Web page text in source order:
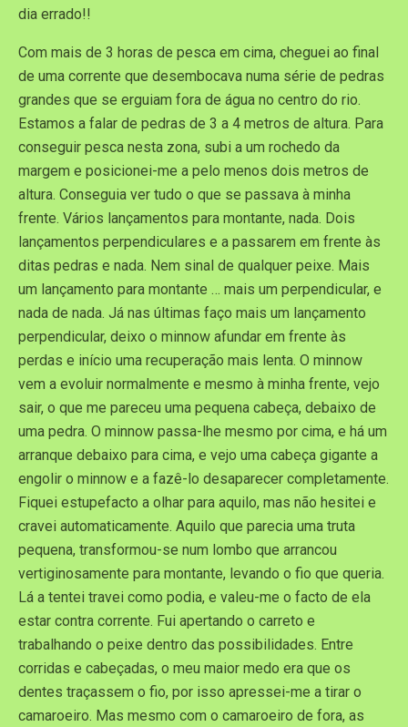
dia errado!!
Com mais de 3 horas de pesca em cima, cheguei ao final
de uma corrente que desembocava numa série de pedras
grandes que se erguiam fora de água no centro do rio.
Estamos a falar de pedras de 3 a 4 metros de altura. Para
conseguir pesca nesta zona, subi a um rochedo da
margem e posicionei-me a pelo menos dois metros de
altura. Conseguia ver tudo o que se passava à minha
frente. Vários lançamentos para montante, nada. Dois
lançamentos perpendiculares e a passarem em frente às
ditas pedras e nada. Nem sinal de qualquer peixe. Mais
um lançamento para montante … mais um perpendicular, e
nada de nada. Já nas últimas faço mais um lançamento
perpendicular, deixo o minnow afundar em frente às
perdas e início uma recuperação mais lenta. O minnow
vem a evoluir normalmente e mesmo à minha frente, vejo
sair, o que me pareceu uma pequena cabeça, debaixo de
uma pedra. O minnow passa-lhe mesmo por cima, e há um
arranque debaixo para cima, e vejo uma cabeça gigante a
engolir o minnow e a fazê-lo desaparecer completamente.
Fiquei estupefacto a olhar para aquilo, mas não hesitei e
cravei automaticamente. Aquilo que parecia uma truta
pequena, transformou-se num lombo que arrancou
vertiginosamente para montante, levando o fio que queria.
Lá a tentei travei como podia, e valeu-me o facto de ela
estar contra corrente. Fui apertando o carreto e
trabalhando o peixe dentro das possibilidades. Entre
corridas e cabeçadas, o meu maior medo era que os
dentes traçassem o fio, por isso apressei-me a tirar o
camaroeiro. Mas mesmo com o camaroeiro de fora, as